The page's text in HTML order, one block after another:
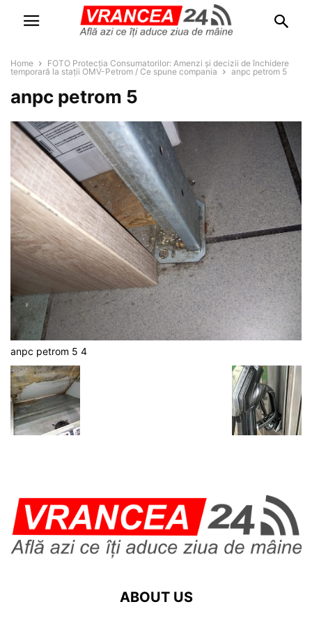
Home
FOTO Protecția Consumatorilor: Amenzi și decizii de închidere
temporară la stații OMV-Petrom / Ce spune compania
anpc petrom 5
anpc petrom 5
anpc petrom 5 4
ABOUT US